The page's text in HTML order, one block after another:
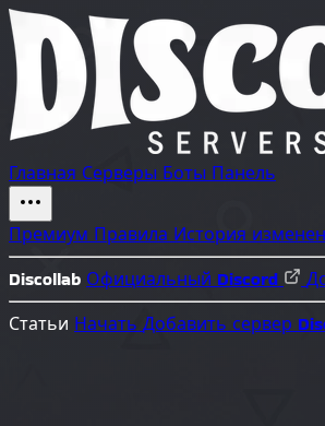
Главная Серверы Боты Панель
Премиум Правила История
Discollab Официальный Discord
Статьи Начать Добавить сервер